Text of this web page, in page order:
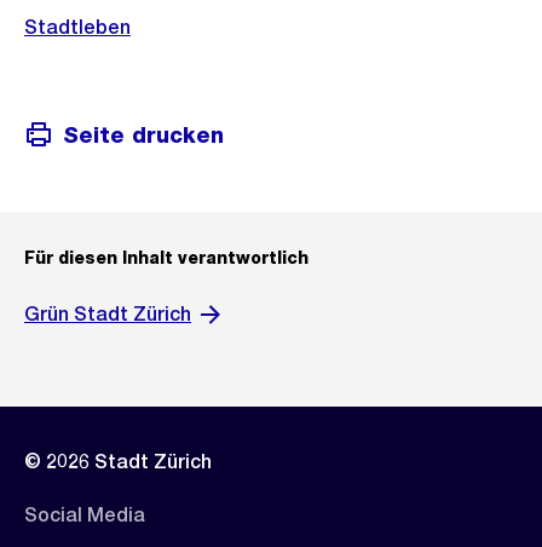
Stadtleben
Seite drucken
Für diesen Inhalt verantwortlich
Grün Stadt Zürich
© 2026 Stadt Zürich
Social Media